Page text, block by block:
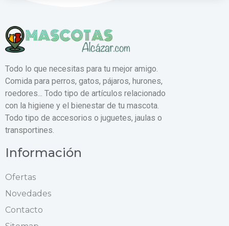
Todo lo que necesitas para tu mejor amigo.
Comida para perros, gatos, pájaros, hurones,
roedores... Todo tipo de artículos relacionado
con la higiene y el bienestar de tu mascota.
Todo tipo de accesorios o juguetes, jaulas o
transportines.
Información
Ofertas
Novedades
Contacto